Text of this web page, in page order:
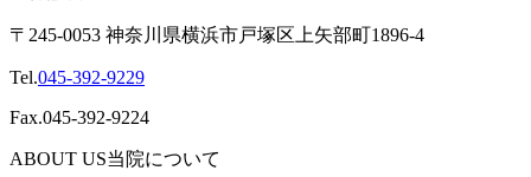
〒245-0053 神奈川県横浜市戸塚区上矢部町1896-4
Tel.045-392-9229
Fax.045-392-9224
ABOUT US当院について